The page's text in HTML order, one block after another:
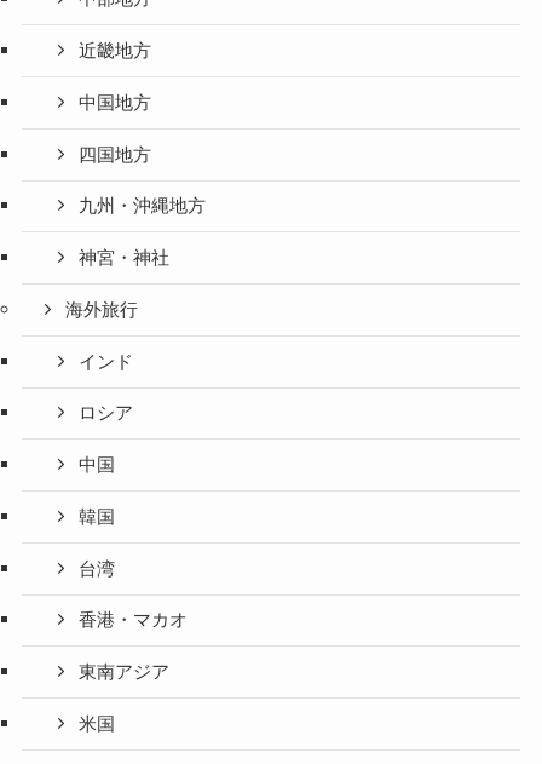
近畿地方
中国地方
四国地方
九州・沖縄地方
神宮・神社
海外旅行
インド
ロシア
中国
韓国
台湾
香港・マカオ
東南アジア
米国